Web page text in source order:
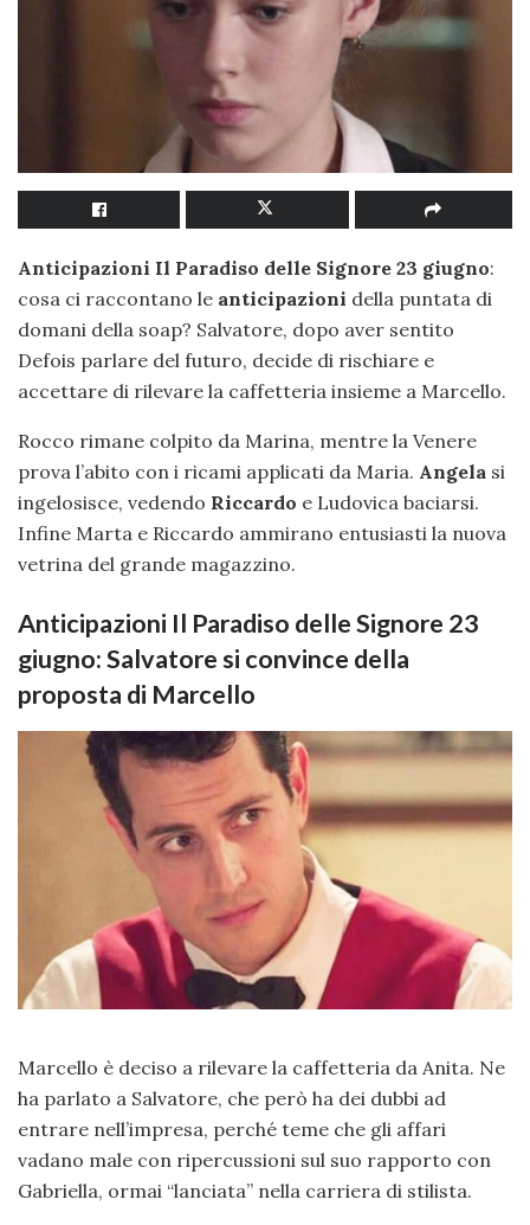
Anticipazioni Il Paradiso delle Signore 23 giugno:
cosa ci raccontano le anticipazioni della puntata di
domani della soap? Salvatore, dopo aver sentito
Defois parlare del futuro, decide di rischiare e
accettare di rilevare la caffetteria insieme a Marcello.
Rocco rimane colpito da Marina, mentre la Venere
prova l’abito con i ricami applicati da Maria. Angela si
ingelosisce, vedendo Riccardo e Ludovica baciarsi.
Infine Marta e Riccardo ammirano entusiasti la nuova
vetrina del grande magazzino.
Anticipazioni Il Paradiso delle Signore 23
giugno: Salvatore si convince della
proposta di Marcello
Marcello è deciso a rilevare la caffetteria da Anita. Ne
ha parlato a Salvatore, che però ha dei dubbi ad
entrare nell’impresa, perché teme che gli affari
vadano male con ripercussioni sul suo rapporto con
Gabriella, ormai “lanciata” nella carriera di stilista.